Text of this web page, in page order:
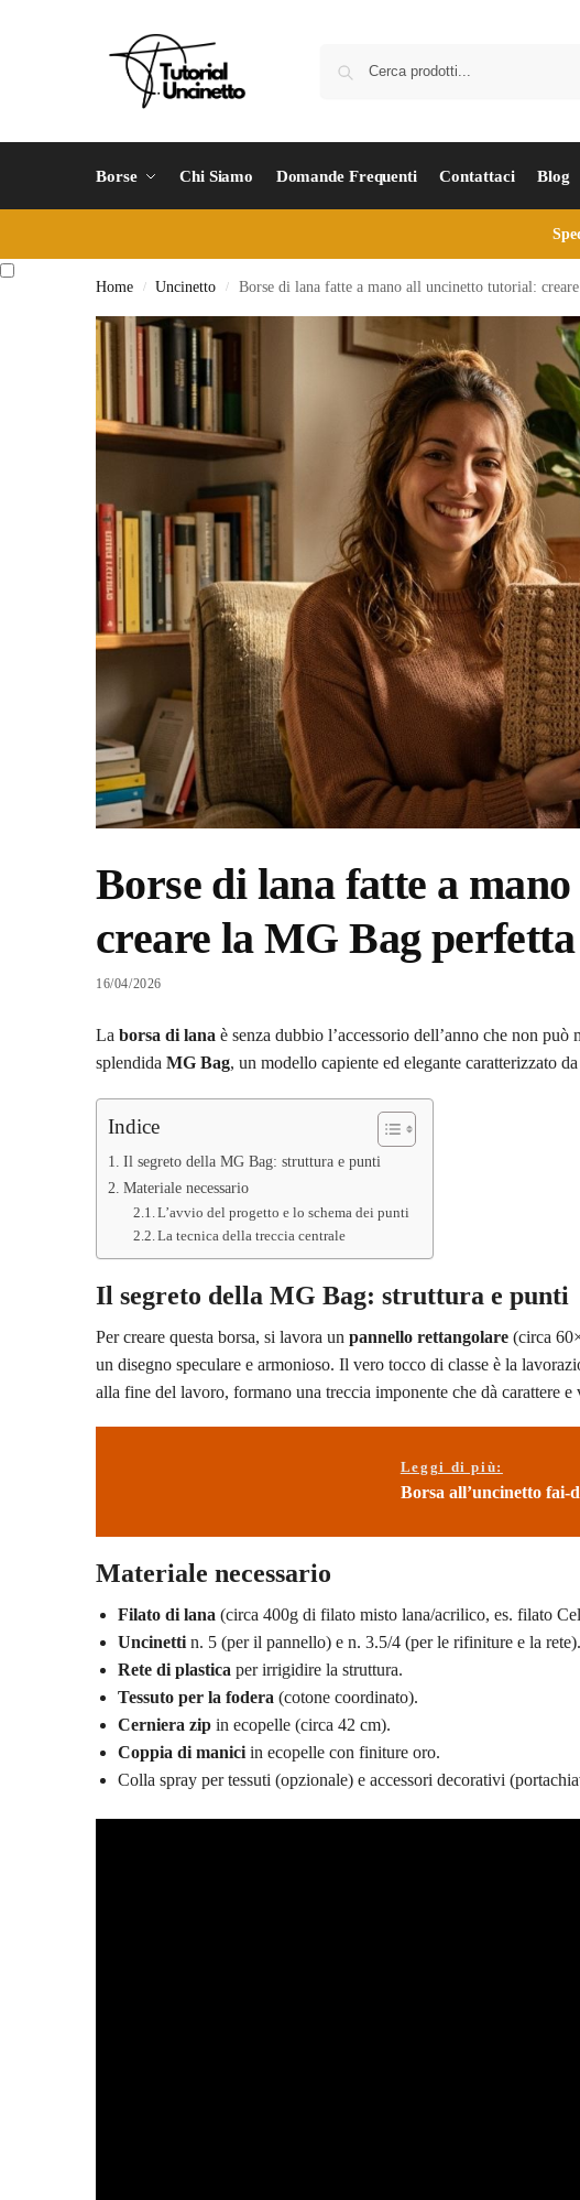
Borse Chi Siamo Domande Frequenti Contattaci Blog
Home / Uncinetto / Borse di lana fatte a mano all uncinetto tutorial:
Borse di lana fatte a
creare la MG Bag perfetta
16/04/2026
La borsa di lana è senza dubbio l’accessorio dell’anno che non può
splendida MG Bag, un modello capiente ed elegante caratterizzato
Indice
Il segreto della MG Bag: struttura e punti
Materiale necessario
L’avvio del progetto e lo schema dei punti
La tecnica della treccia centrale
Il segreto della MG Bag: struttura e punti
Per creare questa borsa, si lavora un pannello rettangolare (circa
un disegno speculare e armonioso. Il vero tocco di classe è la
alla fine del lavoro, formano una treccia imponente che dà carattere e
Leggi di più:
Borsa all’uncinetto fai-
Materiale necessario
Filato di lana (circa 400g di filato misto lana/acrilico, es. filato
Uncinetti n. 5 (per il pannello) e n. 3.5/4 (per le rifiniture e la rete).
Rete di plastica per irrigidire la struttura.
Tessuto per la fodera (cotone coordinato).
Cerniera zip in ecopelle (circa 42 cm).
Coppia di manici in ecopelle con finiture oro.
Colla spray per tessuti (opzionale) e accessori decorativi